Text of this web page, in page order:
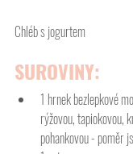
Chléb s jogurtem
SUROVINY:
1 hrnek bezlepkové
rýžovou, tapiokovou,
pohankovou - poměr